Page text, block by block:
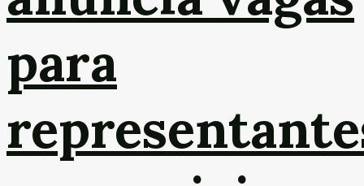
para